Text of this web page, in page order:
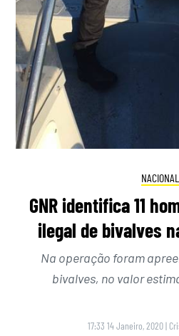
NACIONAL
GNR identifica 11
ilegal de bivalves
Na operação foram
bivalves, no valor
17:33 14 Janeiro, 2020 |